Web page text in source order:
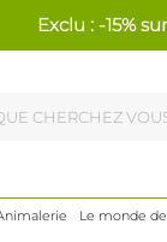
Exclu : -15%
Le monde